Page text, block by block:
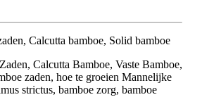
Calcutta bamboe, Solid bamboe
Calcutta Bamboe, Vaste Bamboe,
zaden, hoe te groeien Mannelijke
strictus, bamboe zorg, bamboe